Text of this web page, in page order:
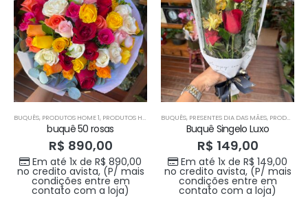
BUQUÊS, PRODUTOS HOME 1, PRODUTOS HOME1
buquê 50 rosas
R$ 890,00
Em até 1x deR$ 890,00
no credito avista, (P/ mais
condições entre em
contato com a loja)
BUQUÊS, PRESENTES DIA DAS MÃES, PRODUTOS HOME 1
Buquê Singelo Luxo
R$ 149,00
Em até 1x deR$ 149,00
no credito avista, (P/ mais
condições entre em
contato com a loja)
Buque Core P
0out of 5
R$198,00
Em até 1x de
R$198,00no
credito avista,
condições
entre em
contato com a
loja)
Buque Core P
0 out of 5
R$198,00
Em até 1x de
R$198,00no
credito avista,
condições
entre em
contato com a
loja)